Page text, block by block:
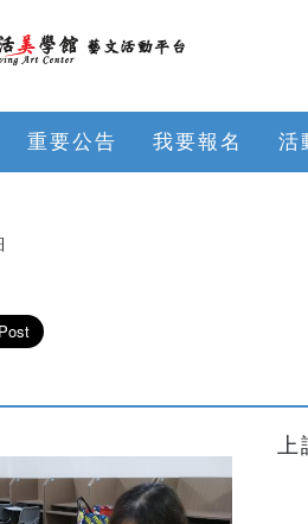
重要公告 我要報名 活
上